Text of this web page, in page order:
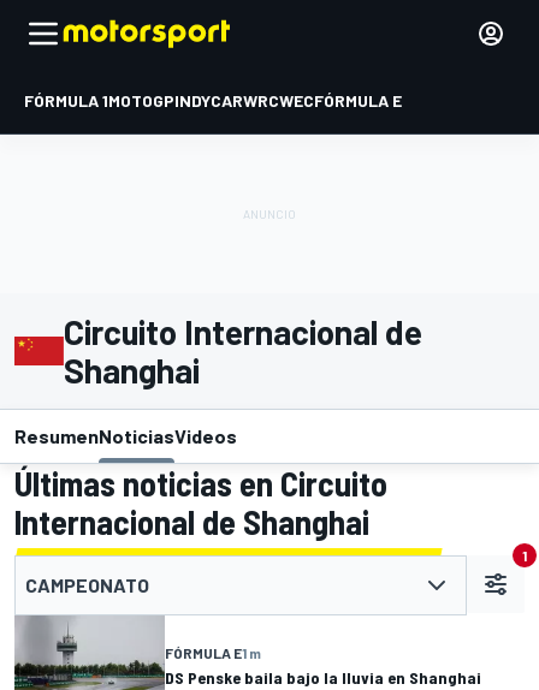
FÓRMULA 1MOTOGPINDYCARWRCWECFÓRMULA E
Circuito Internacional de
Shanghai
ResumenNoticiasVideos
Últimas noticias en Circuito
Internacional de Shanghai
CAMPEONATO
1
FÓRMULA E1 m
DS Penske baila bajo la lluvia en Shanghai